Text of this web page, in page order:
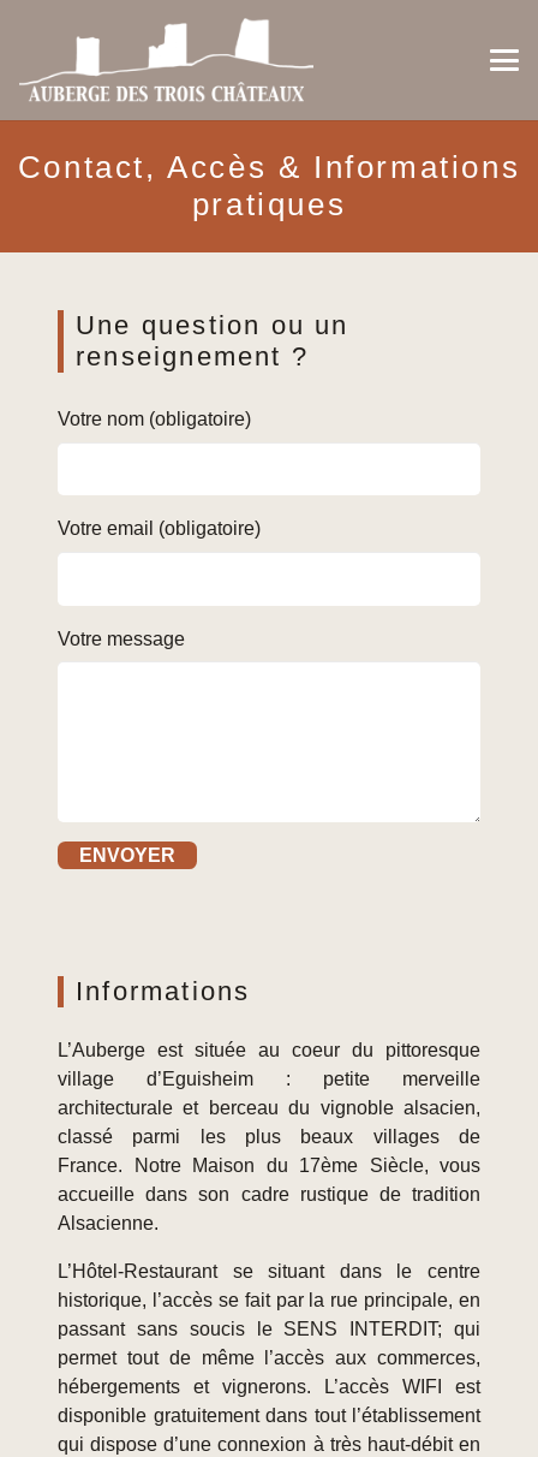
Contact, Accès & Informations
pratiques
Une question ou un
renseignement ?
Votre nom (obligatoire)
Votre email (obligatoire)
Votre message
Informations
L’Auberge est située au coeur du pittoresque
village d’Eguisheim : petite merveille
architecturale et berceau du vignoble alsacien,
classé parmi les plus beaux villages de
France. Notre Maison du 17ème Siècle, vous
accueille dans son cadre rustique de tradition
Alsacienne.
L’Hôtel-Restaurant se situant dans le centre
historique, l’accès se fait par la rue principale, en
passant sans soucis le SENS INTERDIT; qui
permet tout de même l’accès aux commerces,
hébergements et vignerons. L’accès WIFI est
disponible gratuitement dans tout l’établissement
qui dispose d’une connexion à très haut-débit en